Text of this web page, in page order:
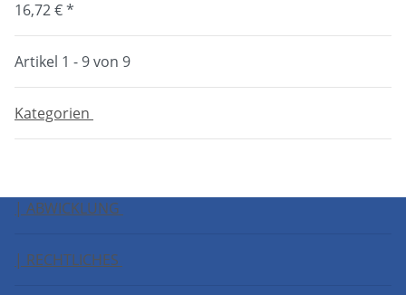
16,72 €*
Artikel 1 - 9 von 9
Kategorien
| ABWICKLUNG
| RECHTLICHES